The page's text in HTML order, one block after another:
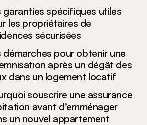
garanties spécifiques utiles
les propriétaires de
sécurisées
démarches pour obtenir une
après un dégât des
dans un logement locatif
souscrire une assurance
avant d’emménager
un nouvel appartement